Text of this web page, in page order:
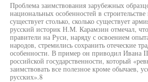
Проблема заимствования зарубежных
национальных особенностей в
существует столько, сколько существует
русский историк Н.М. Карамзин отмечал,
правители на Руси, наряду с освоением
народов, стремились сохранить отеческие
особенности. В пример он приводил Ивана
российской государственности, который
заимствовать все полезное кроме обычаев,
русских».8